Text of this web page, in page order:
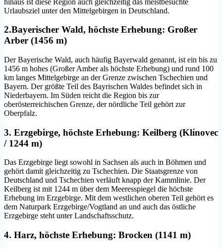
Urlaubsziel unter den Mittelgebirgen in Deutschland.
2.Bayerischer Wald, höchste Erhebung: Großer
Arber (1456 m)
Der Bayerische Wald, auch häufig Bayerwald genannt, ist ein bis zu
1456 m hohes (Großer Amber als höchste Erhebung) und rund 100
km langes Mittelgebirge an der Grenze zwischen Tschechien und
Bayern. Der größte Teil des Bayrischen Waldes befindet sich in
Niederbayern. Im Süden reicht die Region bis zur
oberösterreichischen Grenze, der nördliche Teil gehört zur
Oberpfalz.
3. Erzgebirge, höchste Erhebung: Keilberg (Klínovec
/ 1244 m)
Das Erzgebirge liegt sowohl in Sachsen als auch in Böhmen und
gehört damit gleichzeitig zu Tschechien. Die Staatsgrenze von
Deutschland und Tschechien verläuft knapp der Kammlinie. Der
Keilberg ist mit 1244 m über dem Meeresspiegel die höchste
Erhebung im Erzgebirge. Mit dem westlichen oberen Teil gehört es
dem Naturpark Erzgebirge/Vogtland an und auch das östliche
Erzgebirge steht unter Landschaftsschutz.
4. Harz, höchste Erhebung: Brocken (1141 m)